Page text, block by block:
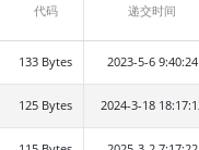
代码 递交时间
133 Bytes 2023-5-6 9:40:24
125 Bytes 2024-3-18